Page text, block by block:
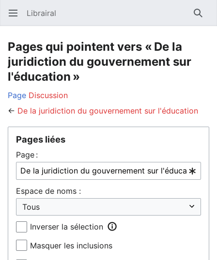
Ouvrir le menu principal Librairal
Pages qui pointent vers « De la
juridiction du gouvernement sur
l'éducation »
Page Discussion
← De la juridiction du gouvernement sur l'éducation
Pages liées
Page :
Espace de noms :
Inverser la sélection
Masquer les inclusions